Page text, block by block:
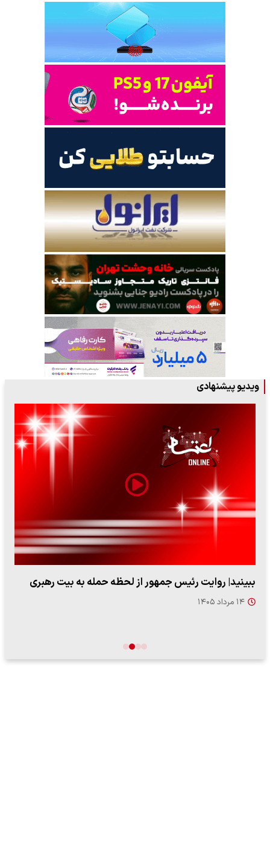
ویدیو پیشنهادی
ببینید| روایت رئیس جمهور از لحظه حمله به بیت رهبری
۱۴ مرداد ۱۴۰۵